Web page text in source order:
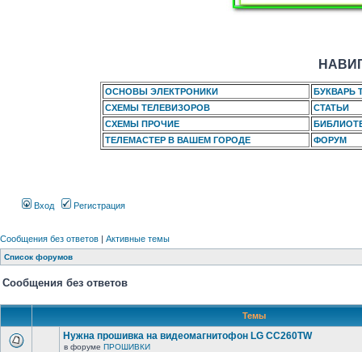
ОСНОВЫ ЭЛЕКТРОНИКИ
БУКВАРЬ
СХЕМЫ ТЕЛЕВИЗОРОВ
СТАТЬИ
СХЕМЫ ПРОЧИЕ
ТЕЛЕМАСТЕР В ВАШЕМ ГОРОДЕ
ФОРУМ
Вход Регистрация
Сообщения без ответов | Активные темы
Список форумов
Сообщения без ответов
Темы
Нужна прошивка на видеомагнитофон LG CC260TW
в форуме ПРОШИВКИ